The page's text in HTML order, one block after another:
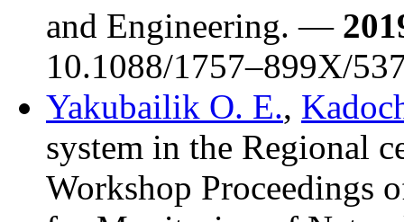
and Engineering. —
10.1088/1757–899X/
Yakubailik O. E.,
system in the Regional
Workshop Proceedings